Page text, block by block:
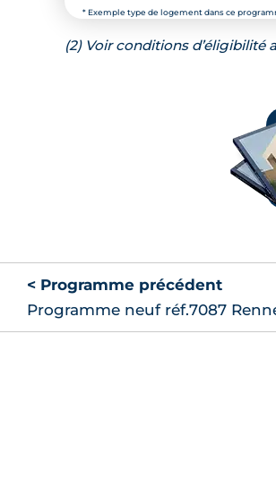
* Exemple type de logement dans ce
(2) Voir conditions d’éligibilité
< Programme précédent
Programme neuf réf.7087